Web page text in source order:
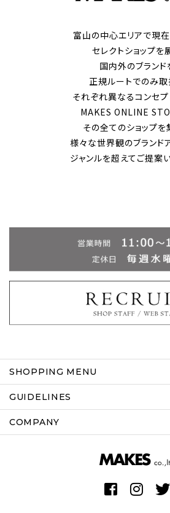
富山の中心エリアで現
セレクトショップを
国内外のブランド
正規ルートでのみ
それぞれ異なるコンセ
MAKES ONLINE
その全てのショップを
様々な世界観のブランド
ジャンルを超えてご提案
SHOPPING MENU
GUIDELINES
COMPANY